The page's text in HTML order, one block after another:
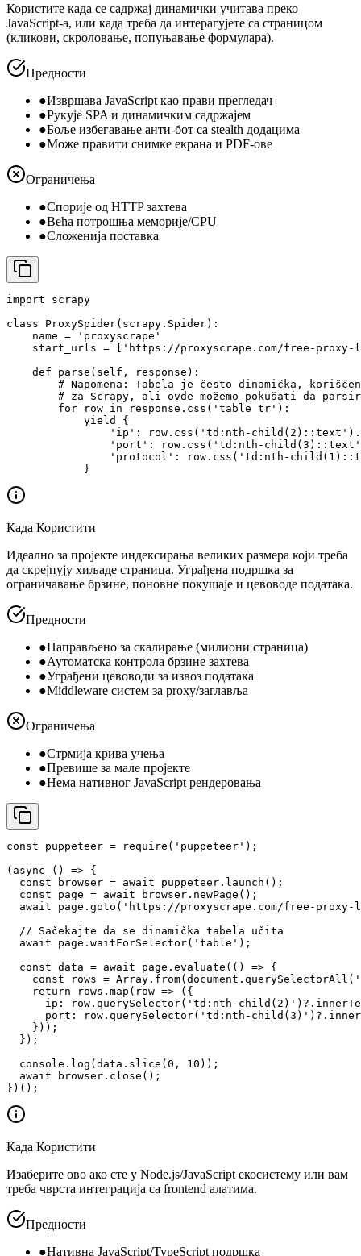
Користите када се садржај динамички учитава преко
JavaScript-а, или када треба да интерагујете са страницом
(кликови, скроловање, попуњавање формулара).
Предности
●Извршава JavaScript као прави прегледач
●Рукује SPA и динамичким садржајем
●Боље избегавање анти-бот са stealth додацима
●Може правити снимке екрана и PDF-ове
Ограничења
●Спорије од HTTP захтева
●Већа потрошња меморије/CPU
●Сложенија поставка
import scrapy
class ProxySpider(scrapy.Spider):
    name = 'proxyscrape'
start_urls = ['https://proxyscrape.com/free-proxy-
    def parse(self, response):
# Napomena: Tabela je često dinamička,
# za Scrapy, ali ovde možemo pokušati da
        for row in response.css('table tr'):
            yield {
'ip': row.css('td:nth-
'port': row.css('td:nth-
'protocol': row.css('td:nth-
            }
Када Користити
Идеално за пројекте индексирања великих размера који треба
да скрејпују хиљаде страница. Уграђена подршка за
ограничавање брзине, поновне покушаје и цевоводе података.
Предности
●Направљено за скалирање (милиони страница)
●Аутоматска контрола брзине захтева
●Уграђени цевоводи за извоз података
●Middleware систем за proxy/заглавља
Ограничења
●Стрмија крива учења
●Превише за мале пројекте
●Нема нативног JavaScript рендеровања
const puppeteer = require('puppeteer');
(async () => {
  const browser = await puppeteer.launch();
  const page = await browser.newPage();
await page.goto('https://proxyscrape.com/free-proxy-
  // Sačekajte da se dinamička tabela učita
  await page.waitForSelector('table');
  const data = await page.evaluate(() => {
const rows =
    return rows.map(row => ({
ip: row.querySelector('td:nth-
port: row.querySelector('td:nth-
    }));
  });
  console.log(data.slice(0, 10));
  await browser.close();
})();
Када Користити
Изаберите ово ако сте у Node.js/JavaScript екосистему или вам
треба чврста интеграција са frontend алатима.
Предности
●Нативна JavaScript/TypeScript подршка